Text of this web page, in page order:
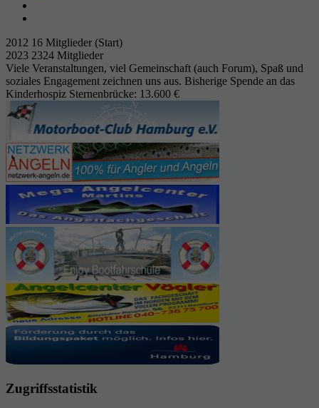
2012 16 Mitglieder (Start)
2023 2324 Mitglieder
Viele Veranstaltungen, viel Gemeinschaft (auch Forum), Spaß und
soziales Engagement zeichnen uns aus. Bisherige Spende an das
Kinderhospiz Sternenbrücke: 13.600 €
Zugriffsstatistik